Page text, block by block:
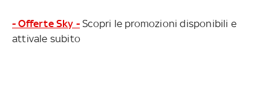
- Offerte Sky - Scopri le promozioni disponibili e
attivale subito